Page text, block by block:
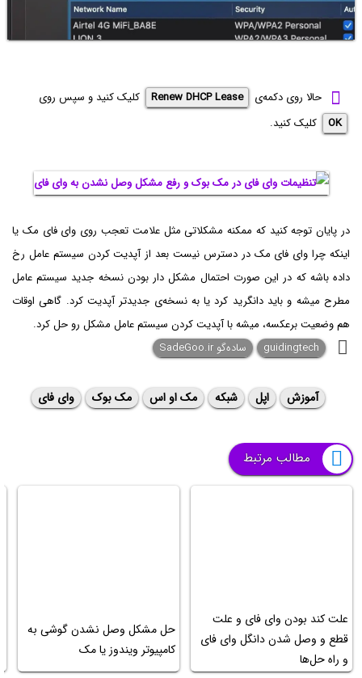
حالا روی دکمه‌ی Renew DHCP Lease
کلیک کنید و سپس روی
OK
کلیک کنید.
در پایان توجه کنید که ممکنه مشکلاتی مثل علامت تعجب روی وای فای مک یا
اینکه چرا وای فای مک در دسترس نیست بعد از آپدیت کردن سیستم عامل رخ
داده باشه که در این صورت احتمال مشکل دار بودن نسخه جدید سیستم عامل
مطرح میشه و باید دانگرید کرد یا به نسخه‌ی جدیدتر آپدیت کرد. گاهی اوقات
هم وضعیت برعکسه، میشه با آپدیت کردن سیستم عامل مشکل رو حل کرد.
guidingtech
ساده‌گو SadeGoo.ir
آموزش اپل شبکه مک او اس مک بوک وای فای
مطالب مرتبط
علت کند بودن وای فای و علت
قطع و وصل شدن دانگل وای فای
و راه حل‌ها
حل مشکل وصل نشدن گوشی به
کامپیوتر ویندوز یا مک